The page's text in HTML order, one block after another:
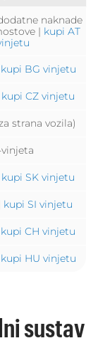
naknade
| kupi AT
kupi BG vinjetu
kupi CZ vinjetu
strana vozila)
vinjeta
kupi SK vinjetu
kupi SI vinjetu
kupi CH vinjetu
kupi HU vinjetu
sustav